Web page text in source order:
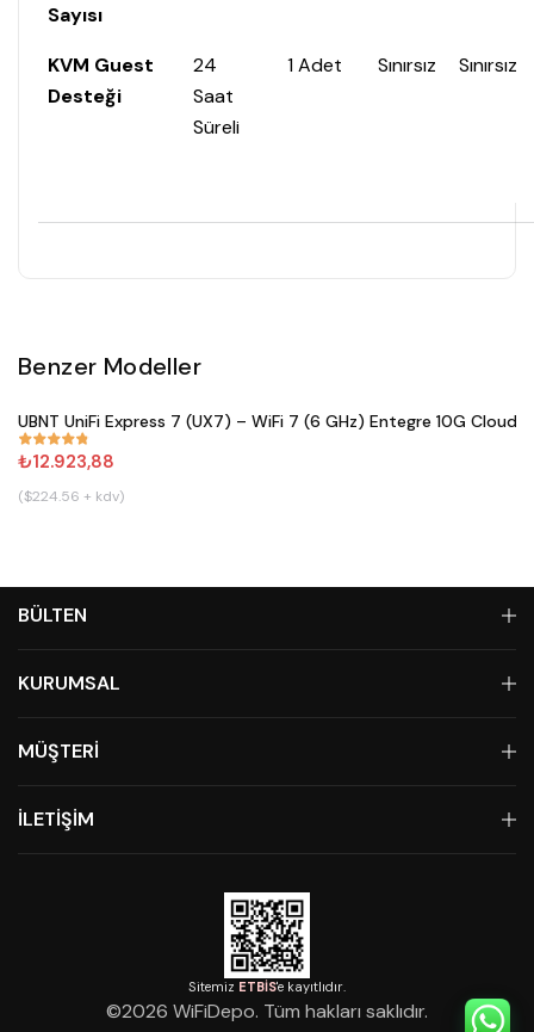
Sayısı
KVM Guest
Desteği
24
Saat
Süreli
1 Adet Sınırsız Sınırsız
Benzer Modeller
#833
UBNT UniFi Express 7 (UX7) – WiFi 7 (6 GHz) Entegre 10G
₺12.923,88
($224.56 + kdv)
BÜLTEN
KURUMSAL
MÜŞTERİ
İLETİŞİM
Sitemiz ETBİS'e kayıtlıdır.
©2026 WiFiDepo. Tüm hakları saklıdır.